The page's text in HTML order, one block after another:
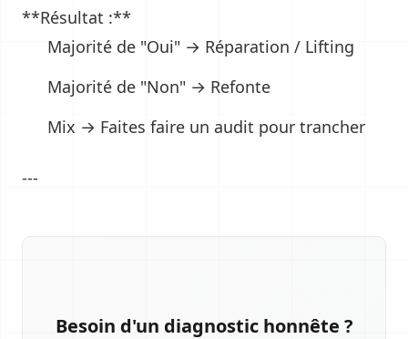
**Résultat :**
Majorité de "Oui" → Réparation / Lifting
Majorité de "Non" → Refonte
Mix → Faites faire un audit pour trancher
---
Besoin d'un diagnostic honnête ?